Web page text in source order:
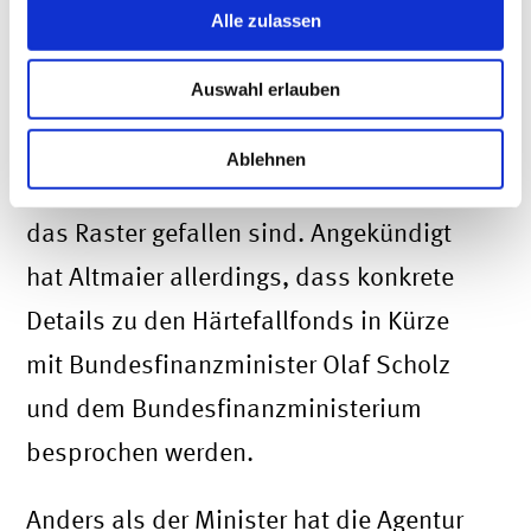
Alle zulassen
Auswahl erlauben
Ablehnen
völlig offen. So konnte der Minister beim
Wirtschaftsgipfel weder sagen, mit wie
viel Geld der Fonds gefüllt wird, noch,
wie lange der Fonds Unternehmen mit
Geld unterstützen soll, die bislang durch
das Raster gefallen sind. Angekündigt
hat Altmaier allerdings, dass konkrete
Details zu den Härtefallfonds in Kürze
mit Bundesfinanzminister Olaf Scholz
und dem Bundesfinanzministerium
besprochen werden.
Anders als der Minister hat die Agentur